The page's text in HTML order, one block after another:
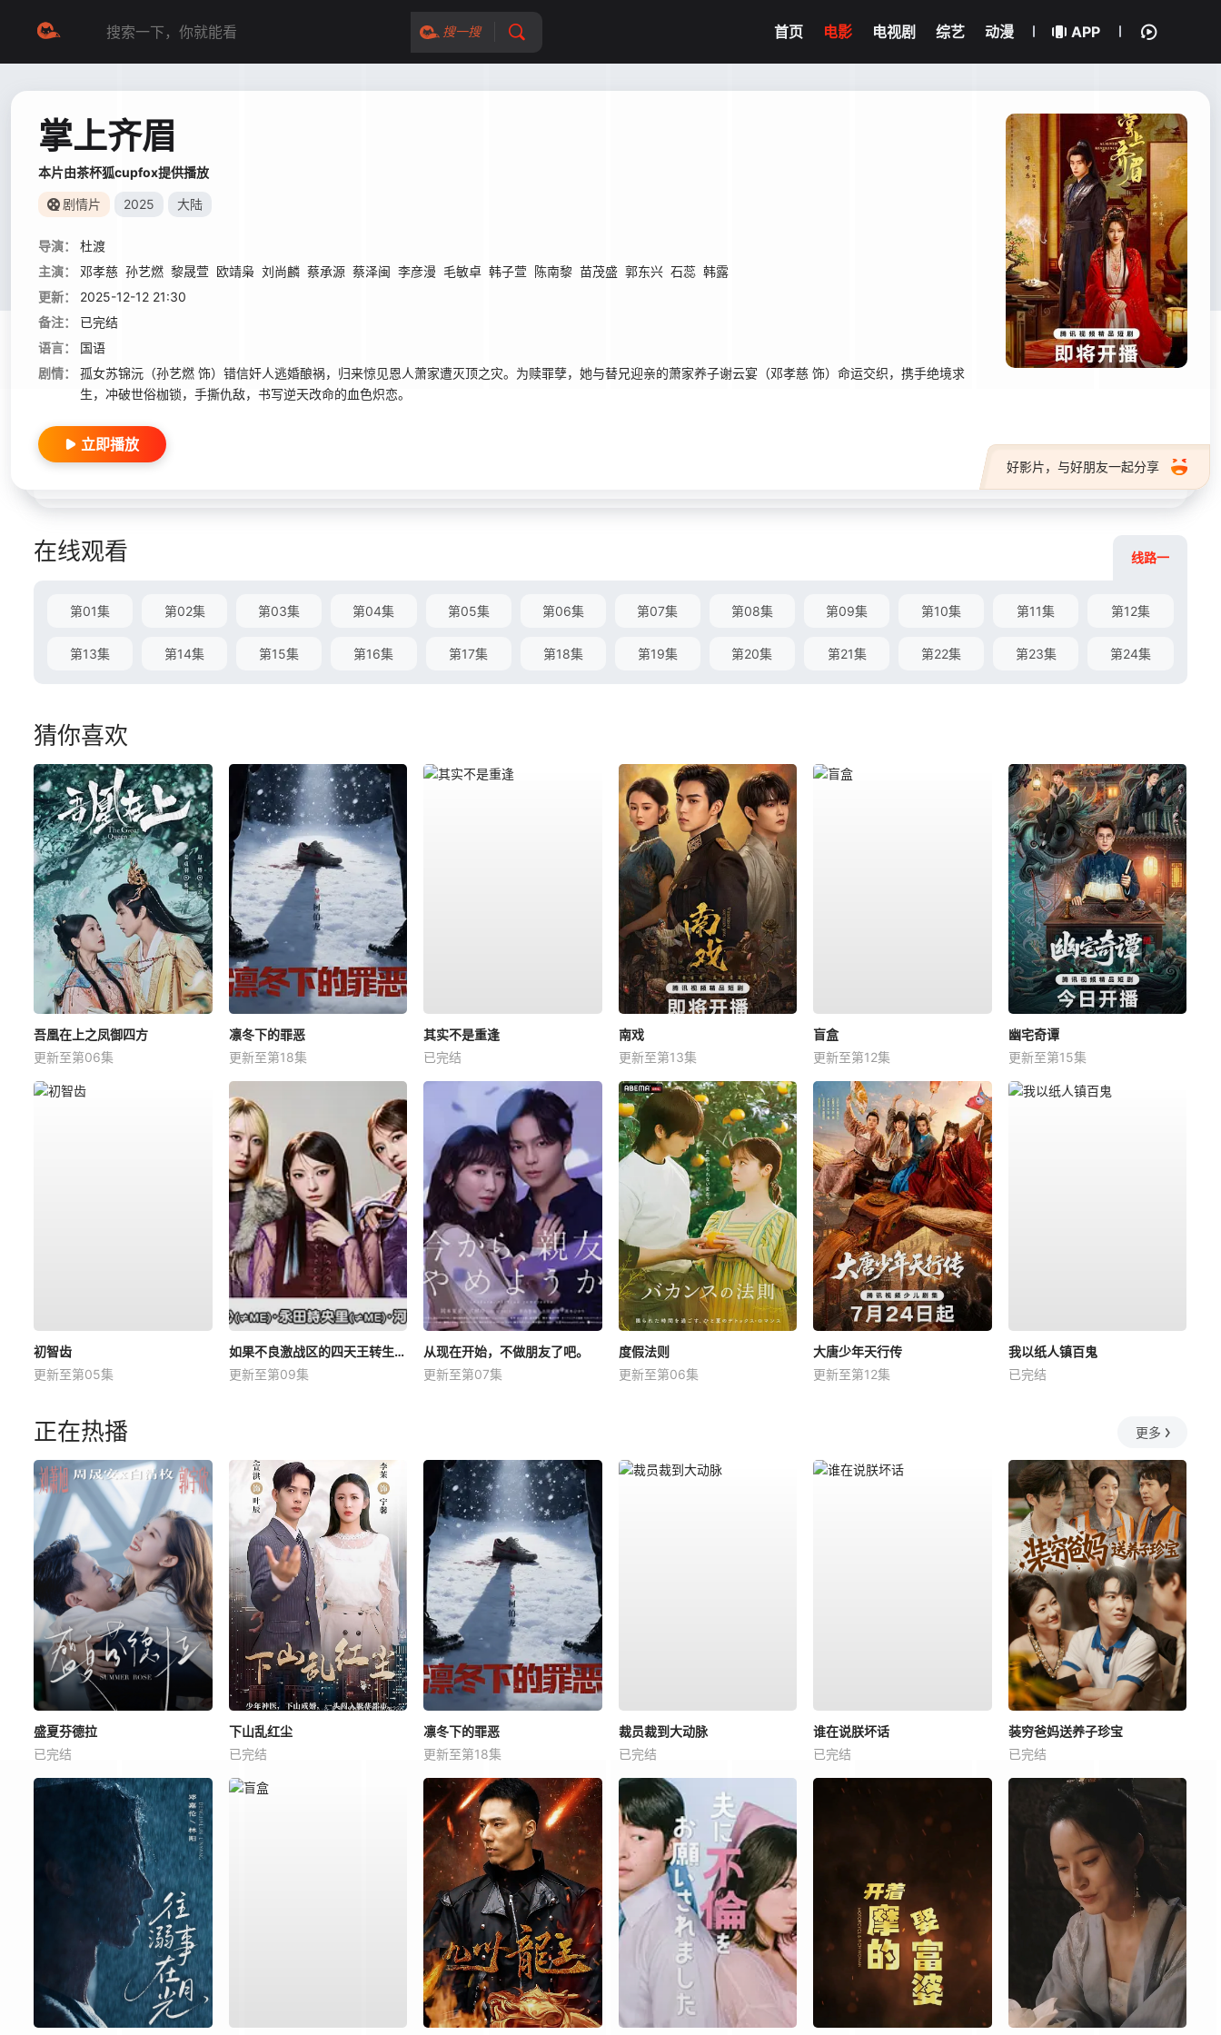
搜一搜 首页 电影 电视剧 综艺 动漫 APP
掌上齐眉
本片由茶杯狐cupfox提供播放
剧情片 2025 大陆
导演：
杜渡
主演：
邓孝慈 孙艺燃 黎晟萱 欧靖枭 刘尚麟 蔡承源 蔡泽闽 李彦漫 毛敏卓 韩子萱 陈南黎 苗茂盛 郭东兴 石蕊 韩露
更新：
2025-12-12 21:30
备注：
已完结
语言：
国语
剧情：
孤女苏锦沅（孙艺燃 饰）错信奸人逃婚酿祸，归来惊见恩人萧家遭灭顶之灾。为赎罪孽，她与替兄迎亲的萧家养子谢云宴（邓孝慈 饰）命运交织，携手绝境求
生，冲破世俗枷锁，手撕仇敌，书写逆天改命的血色炽恋。
好影片，与好朋友一起分享
立即播放
在线观看 线路一
第01集 第02集 第03集 第04集 第05集 第06集 第07集 第08集 第09集 第10集 第11集 第12集
第13集 第14集 第15集 第16集 第17集 第18集 第19集 第20集 第21集 第22集 第23集 第24集
猜你喜欢
吾凰在上之凤御四方
更新至第06集
凛冬下的罪恶
更新至第18集
其实不是重逢
已完结
南戏
更新至第13集
盲盒
更新至第12集
幽宅奇谭
更新至第15集
初智齿
更新至第05集
如果不良激战区的四天王转生成了偶像团体？
更新至第09集
从现在开始，不做朋友了吧。
更新至第07集
度假法则
更新至第06集
大唐少年天行传
更新至第12集
我以纸人镇百鬼
已完结
正在热播 更多
盛夏芬德拉
已完结
下山乱红尘
已完结
凛冬下的罪恶
更新至第18集
裁员裁到大动脉
已完结
谁在说朕坏话
已完结
装穷爸妈送养子珍宝
已完结